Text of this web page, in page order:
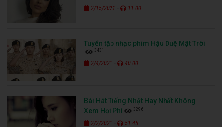
2/15/2021 - 11:00
Tuyển tập nhạc phim Hậu Duệ Mặt Trời
3431
2/4/2021 - 40:00
Bài Hát Tiếng Nhật Hay Nhất Không
Xem Hơi Phí
3296
2/2/2021 - 51:45